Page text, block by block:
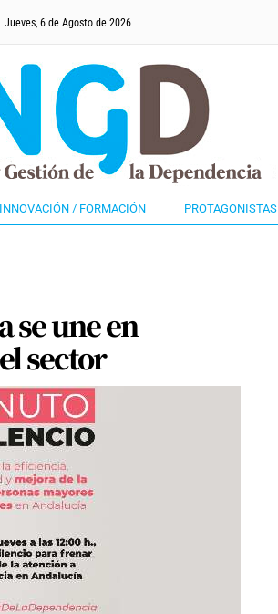
Jueves, 6 de Agosto de 2026
INNOVACIÓN / FORMACIÓN PROTAGONISTAS
se une en
sector